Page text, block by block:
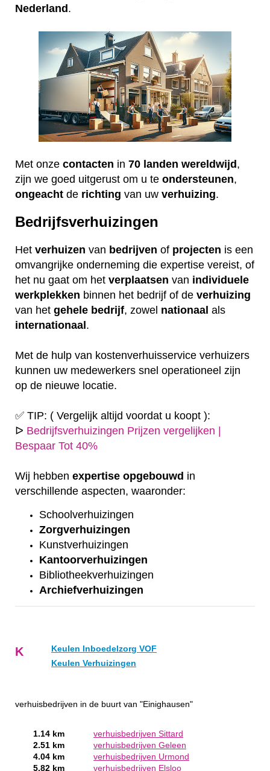
Nederland.
Met onze contacten in 70 landen wereldwijd,
zijn we goed uitgerust om u te ondersteunen,
ongeacht de richting van uw verhuizing.
Bedrijfsverhuizingen
Het verhuizen van bedrijven of projecten is een
omvangrijke onderneming die expertise vereist, of
het nu gaat om het verplaatsen van individuele
werkplekken binnen het bedrijf of de verhuizing
van het gehele bedrijf, zowel nationaal als
internationaal .
Met de hulp van kostenverhuisservice verhuizers
kunnen uw medewerkers snel operationeel zijn
op de nieuwe locatie.
✅ TIP: ( Vergelijk altijd voordat u koopt ):
ᐅ Bedrijfsverhuizingen Prijzen vergelijken |
Bespaar Tot 40%
Wij hebben expertise opgebouwd in
verschillende aspecten, waaronder:
Schoolverhuizingen
Zorgverhuizingen
Kunstverhuizingen
Kantoorverhuizingen
Bibliotheekverhuizingen
Archiefverhuizingen
K
Keulen Inboedelzorg VOF
Keulen Verhuizingen
verhuisbedrijven in de buurt van "Einighausen"
1.14 km
verhuisbedrijven Sittard
2.51 km
verhuisbedrijven Geleen
4.04 km
verhuisbedrijven Urmond
5.82 km
verhuisbedrijven Elsloo